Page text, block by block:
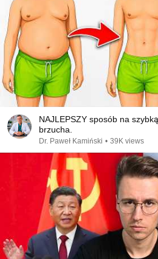
NAJLEPSZY sposób na
brzucha.
Dr. Paweł Kamiński • 39K views